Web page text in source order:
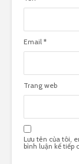
Email *
Trang web
Lưu tên của tôi,
bình luận kế tiếp